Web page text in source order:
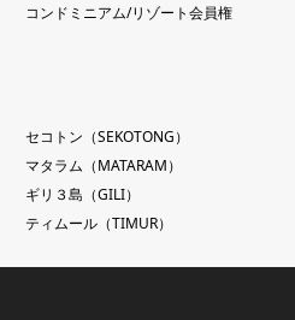
コンドミニアム/リゾート会員権
セコトン（SEKOTONG）
マタラム（MATARAM）
ギリ３島（GILI）
ティムール（TIMUR）